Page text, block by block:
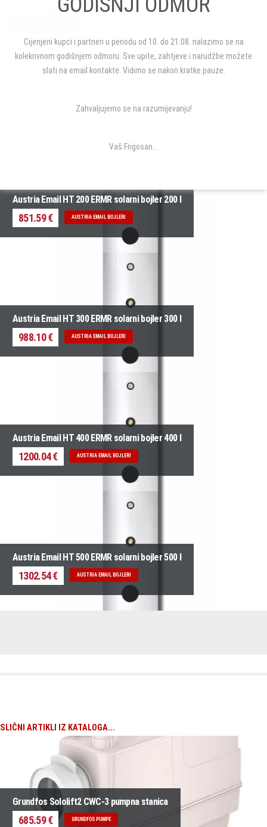
prodaja i
peleta
Austria Email HT 200 ERMR solarni bojler 200 l
851.59 € AUSTRIA EMAIL BOJLERI
Austria Email HT 300 ERMR solarni bojler 300 l
988.10 € AUSTRIA EMAIL BOJLERI
Austria Email HT 400 ERMR solarni bojler 400 l
1200.04 € AUSTRIA EMAIL BOJLERI
Austria Email HT 500 ERMR solarni bojler 500 l
1302.54 € AUSTRIA EMAIL BOJLERI
SLIČNI ARTIKLI IZ KATALOGA...
Grundfos Sololift2 CWC-3 pumpna stanica
685.59 € GRUNDFOS PUMPE
Cijenjeni kupci i partneri u periodu od 10. do 21.08. nalazimo se na
kolekrivnom godišnjem odmoru. Sve upite, zahtjeve i narudžbe možete
slati na email kontakte. Vidimo se nakon kratke pauze.
Zahvaljujemo se na razumijevanju!
Vaš Frigosan...